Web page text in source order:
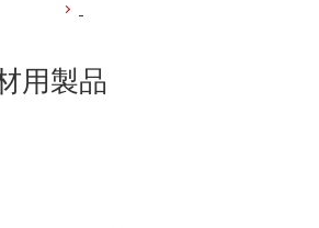
用製品